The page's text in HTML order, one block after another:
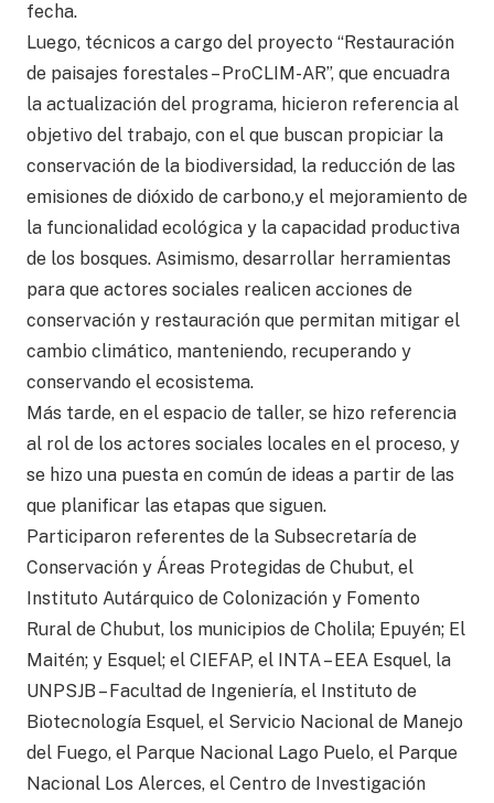
fecha.
Luego, técnicos a cargo del proyecto “Restauración
de paisajes forestales – ProCLIM-AR”, que encuadra
la actualización del programa, hicieron referencia al
objetivo del trabajo, con el que buscan propiciar la
conservación de la biodiversidad, la reducción de las
emisiones de dióxido de carbono,y el mejoramiento de
la funcionalidad ecológica y la capacidad productiva
de los bosques. Asimismo, desarrollar herramientas
para que actores sociales realicen acciones de
conservación y restauración que permitan mitigar el
cambio climático, manteniendo, recuperando y
conservando el ecosistema.
Más tarde, en el espacio de taller, se hizo referencia
al rol de los actores sociales locales en el proceso, y
se hizo una puesta en común de ideas a partir de las
que planificar las etapas que siguen.
Participaron referentes de la Subsecretaría de
Conservación y Áreas Protegidas de Chubut, el
Instituto Autárquico de Colonización y Fomento
Rural de Chubut, los municipios de Cholila; Epuyén; El
Maitén; y Esquel; el CIEFAP, el INTA – EEA Esquel, la
UNPSJB – Facultad de Ingeniería, el Instituto de
Biotecnología Esquel, el Servicio Nacional de Manejo
del Fuego, el Parque Nacional Lago Puelo, el Parque
Nacional Los Alerces, el Centro de Investigación